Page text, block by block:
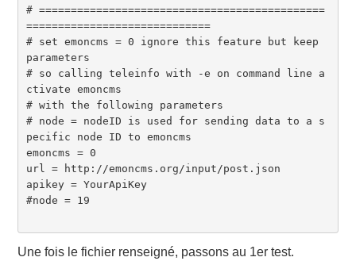
# =============================================
=============================
# set emoncms = 0 ignore this feature but keep
parameters
# so calling teleinfo with -e on command line a
ctivate emoncms
# with the following parameters
# node = nodeID is used for sending data to a s
pecific node ID to emoncms
emoncms = 0
url = http://emoncms.org/input/post.json
apikey = YourApiKey
#node = 19
Une fois le fichier renseigné, passons au 1er test.